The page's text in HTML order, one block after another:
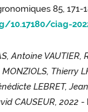
85, 171-
10.17180/ciag-
Antoine VAUTIER,
Thierry
LEBRET,
CAUSEUR, 2022 -